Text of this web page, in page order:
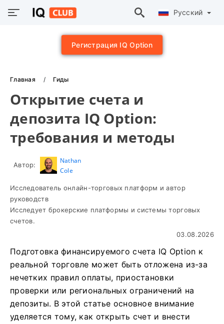
Русский
Регистрация IQ Option
Главная Гиды
Открытие счета и
депозита IQ Option:
требования и методы
Автор:
Nathan
Cole
Исследователь онлайн-торговых платформ и автор
руководств
Исследует брокерские платформы и системы торговых
счетов.
03.08.2026
Подготовка финансируемого счета IQ Option к
реальной торговле может быть отложена из-за
нечетких правил оплаты, приостановки
проверки или региональных ограничений на
депозиты. В этой статье основное внимание
уделяется тому, как открыть счет и внести